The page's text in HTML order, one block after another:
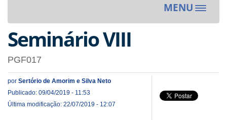
MENU
Toggle
Seminário VIII
PGF017
por Sertório de Amorim e Silva Neto
Publicado: 09/04/2019 - 11:53
Última modificação: 22/07/2019 - 12:07